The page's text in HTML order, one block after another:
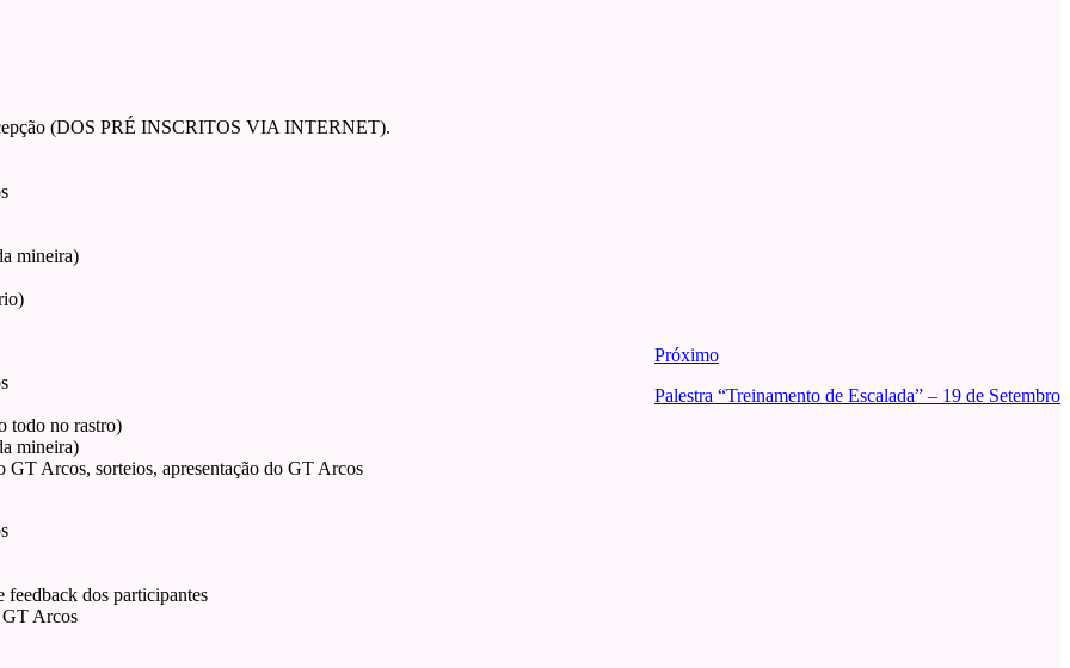
(DOS PRÉ INSCRITOS VIA INTERNET).
mineira)
todo no rastro)
mineira)
Arcos, sorteios, apresentação do GT Arcos
feedback dos participantes
GT Arcos
Próximo
Palestra “Treinamento de Escalada” – 19 de Setembro